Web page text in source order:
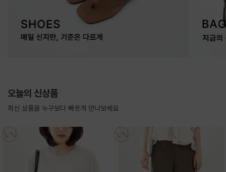
오늘의 신상품
최신 상품을 누구보다 빠르게 만나보세요